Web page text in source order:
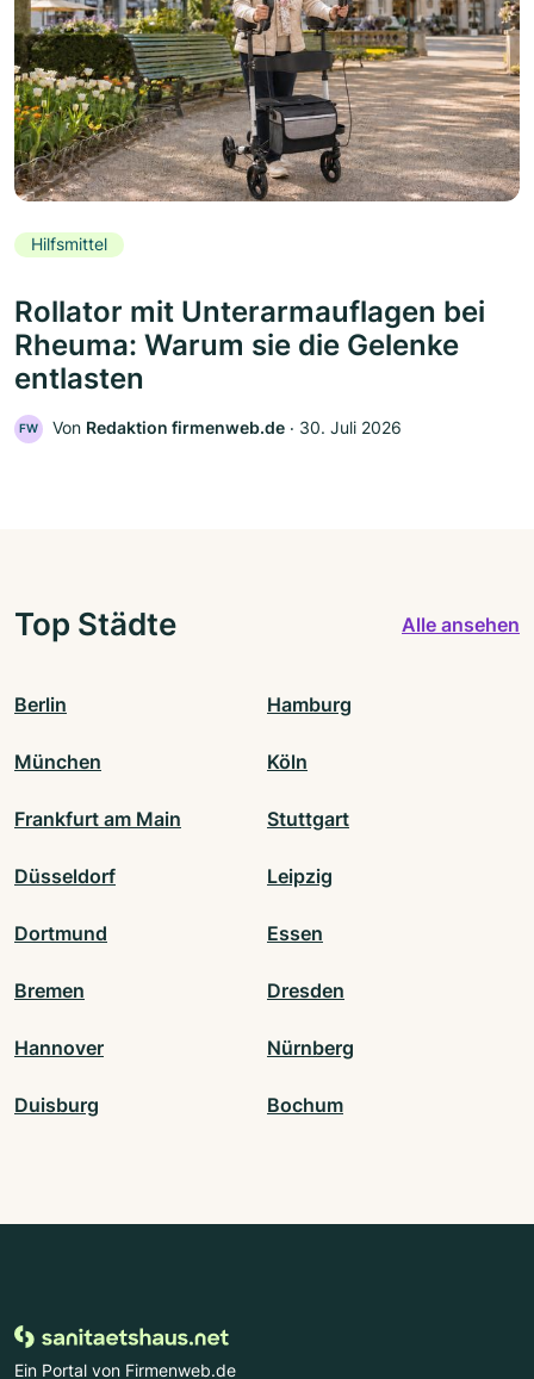
Hilfsmittel
Rollator mit Unterarmauflagen bei
Rheuma: Warum sie die Gelenke
entlasten
FW Von Redaktion firmenweb.de ‧ 30. Juli 2026
Top Städte Alle ansehen
Berlin Hamburg
München Köln
Frankfurt am Main Stuttgart
Düsseldorf Leipzig
Dortmund Essen
Bremen Dresden
Hannover Nürnberg
Duisburg Bochum
Ein Portal von Firmenweb.de